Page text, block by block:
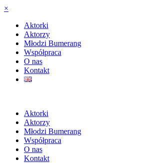
×
Aktorki
Aktorzy
Młodzi Bumerang
Współpraca
O nas
Kontakt
Aktorki
Aktorzy
Młodzi Bumerang
Współpraca
O nas
Kontakt